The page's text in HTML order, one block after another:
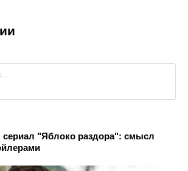
сериал "Яблоко раздора": смысл